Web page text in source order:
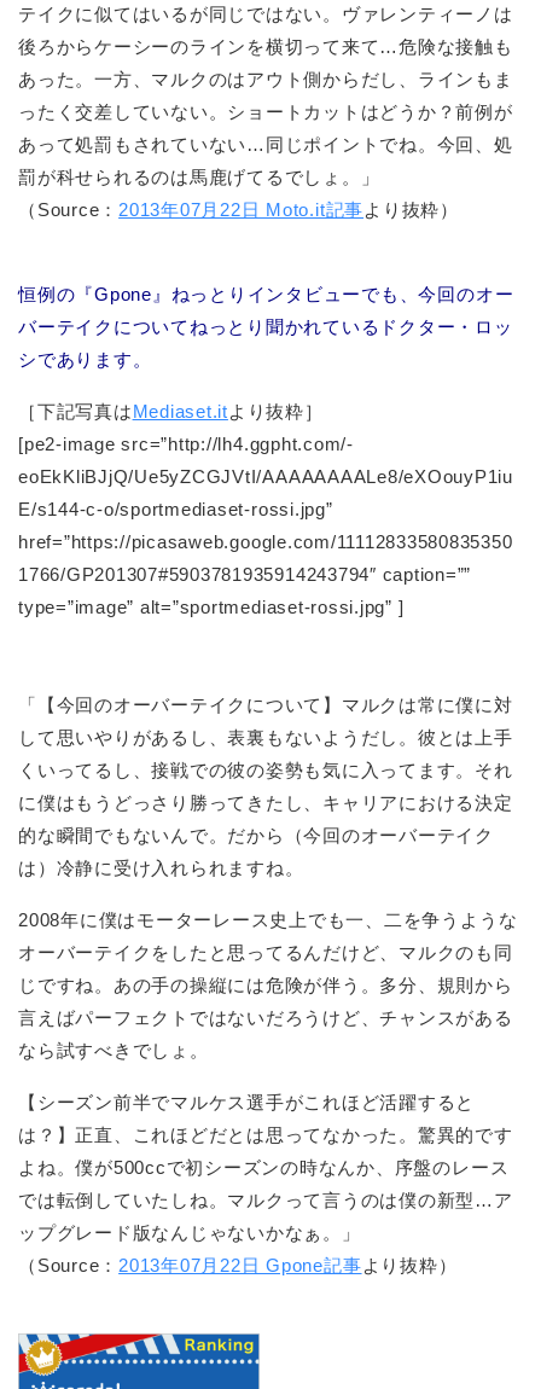
テイクに似てはいるが同じではない。ヴァレンティーノは
後ろからケーシーのラインを横切って来て…危険な接触も
あった。一方、マルクのはアウト側からだし、ラインもま
ったく交差していない。ショートカットはどうか？前例が
あって処罰もされていない…同じポイントでね。今回、処
罰が科せられるのは馬鹿げてるでしょ。」
（Source： 2013年07月22日 Moto.it記事より抜粋）
恒例の『Gpone』ねっとりインタビューでも、今回のオー
バーテイクについてねっとり聞かれているドクター・ロッ
シであります。
［下記写真はMediaset.itより抜粋］
[pe2-image src=”http://lh4.ggpht.com/-
eoEkKliBJjQ/Ue5yZCGJVtI/AAAAAAAALe8/eXOouyP1iu
E/s144-c-o/sportmediaset-rossi.jpg”
href=”https://picasaweb.google.com/11112833580835350
1766/GP201307#5903781935914243794″ caption=””
type=”image” alt=”sportmediaset-rossi.jpg” ]
「【今回のオーバーテイクについて】マルクは常に僕に対
して思いやりがあるし、表裏もないようだし。彼とは上手
くいってるし、接戦での彼の姿勢も気に入ってます。それ
に僕はもうどっさり勝ってきたし、キャリアにおける決定
的な瞬間でもないんで。だから（今回のオーバーテイク
は）冷静に受け入れられますね。
2008年に僕はモーターレース史上でも一、二を争うような
オーバーテイクをしたと思ってるんだけど、マルクのも同
じですね。あの手の操縦には危険が伴う。多分、規則から
言えばパーフェクトではないだろうけど、チャンスがある
なら試すべきでしょ。
【シーズン前半でマルケス選手がこれほど活躍すると
は？】正直、これほどだとは思ってなかった。驚異的です
よね。僕が500ccで初シーズンの時なんか、序盤のレース
では転倒していたしね。マルクって言うのは僕の新型…ア
ップグレード版なんじゃないかなぁ。」
（Source： 2013年07月22日 Gpone記事より抜粋）